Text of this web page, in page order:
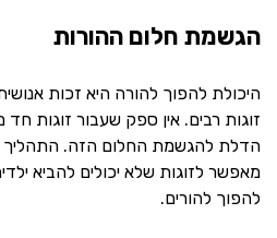
הגשמת חלום ההורות
היכולת להפוך להורה היא זכות
זוגות רבים. אין ספק שעבור זוגות
הדלת להגשמת החלום הזה. התהליך
מאפשר לזוגות שלא יכולים להביא
להפוך להורים.